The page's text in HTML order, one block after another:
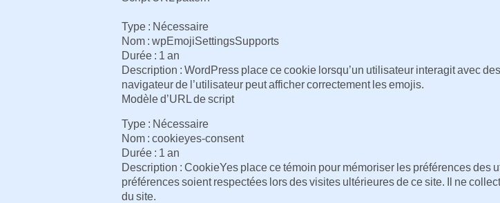
Type : Nécessaire
Nom : wpEmojiSettingsSupports
Durée : 1 an
Description : WordPress place ce cookie lorsqu’un utilisateur interagit avec
navigateur de l’utilisateur peut afficher correctement les emojis.
Modèle d’URL de script
Type : Nécessaire
Nom : cookieyes-consent
Durée : 1 an
Description : CookieYes place ce témoin pour mémoriser les préférences des
préférences soient respectées lors des visites ultérieures de ce site. Il ne
du site.